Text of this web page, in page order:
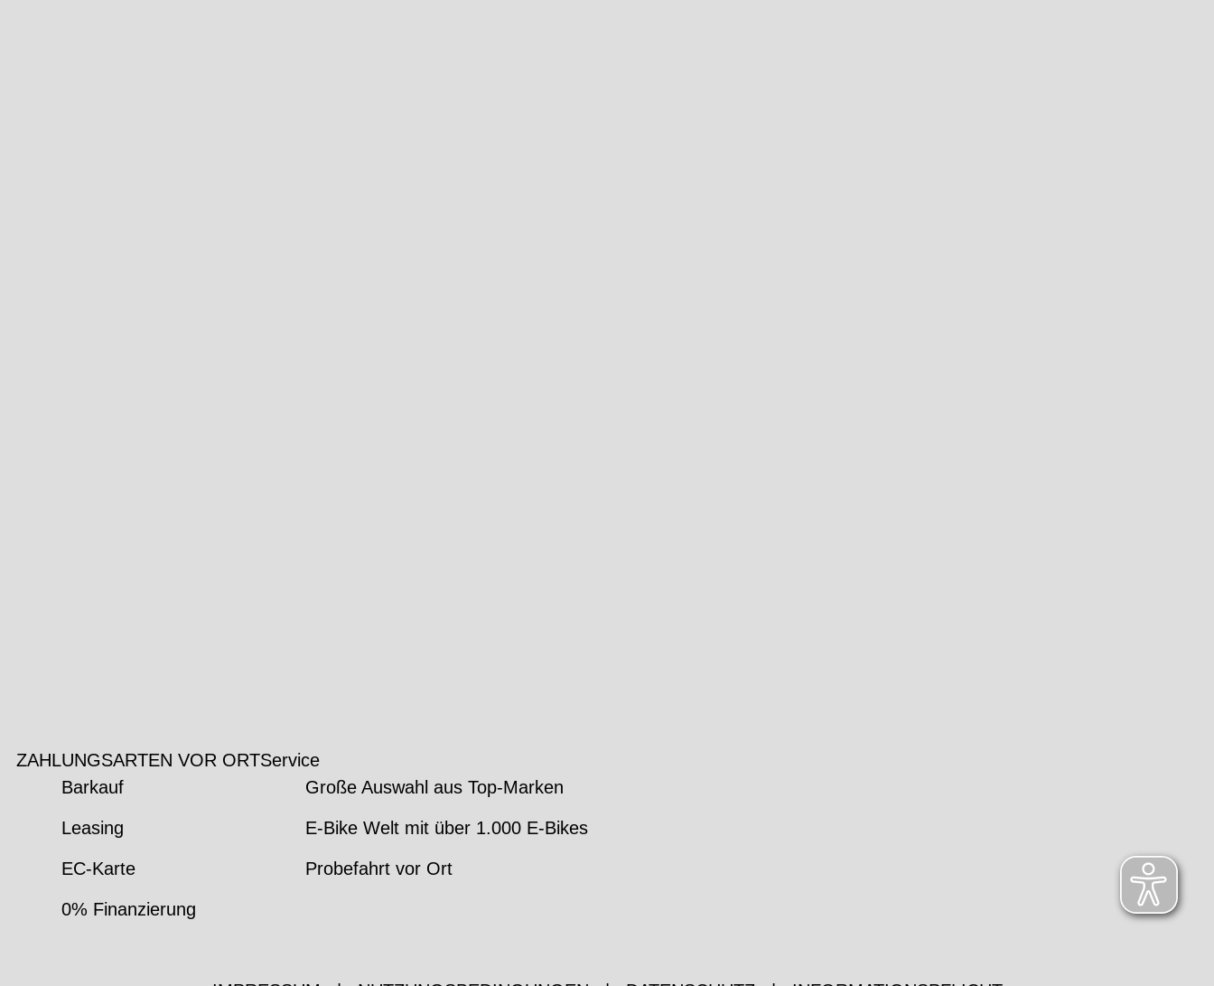
ZAHLUNGSARTEN VOR ORT
Barkauf
Leasing
EC-Karte
0% Finanzierung
Service
Große Auswahl aus Top-Marken
E-Bike Welt mit über 1.000 E-Bikes
Probefahrt vor Ort